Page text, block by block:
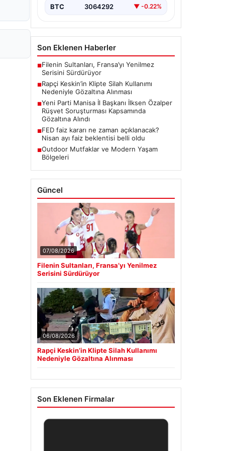
BTC 3064292 ▼ -0.22%
Son Eklenen Haberler
■Filenin Sultanları, Fransa’yı Yenilmez
Serisini Sürdürüyor
■Rapçi Keskin’in Klipte Silah Kullanımı
Nedeniyle Gözaltına Alınması
■Yeni Parti Manisa İl Başkanı İlksen Özalper
Rüşvet Soruşturması Kapsamında
Gözaltına Alındı
■FED faiz kararı ne zaman açıklanacak?
Nisan ayı faiz beklentisi belli oldu
■Outdoor Mutfaklar ve Modern Yaşam
Bölgeleri
Güncel
07/08/2026
Filenin Sultanları, Fransa’yı Yenilmez
Serisini Sürdürüyor
06/08/2026
Rapçi Keskin’in Klipte Silah Kullanımı
Nedeniyle Gözaltına Alınması
Son Eklenen Firmalar